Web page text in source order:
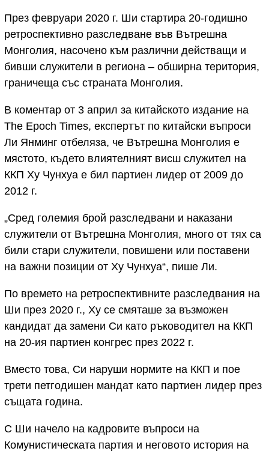
През февруари 2020 г. Ши стартира 20-годишно
ретроспективно разследване във Вътрешна
Монголия, насочено към различни действащи и
бивши служители в региона – обширна територия,
граничеща със страната Монголия.
В коментар от 3 април за китайското издание на
The Epoch Times, експертът по китайски въпроси
Ли Янминг отбеляза, че Вътрешна Монголия е
мястото, където влиятелният висш служител на
ККП Ху Чунхуа е бил партиен лидер от 2009 до
2012 г.
„Сред големия брой разследвани и наказани
служители от Вътрешна Монголия, много от тях са
били стари служители, повишени или поставени
на важни позиции от Ху Чунхуа“, пише Ли.
По времето на ретроспективните разследвания на
Ши през 2020 г., Ху се смяташе за възможен
кандидат да замени Си като ръководител на ККП
на 20-ия партиен конгрес през 2022 г.
Вместо това, Си наруши нормите на ККП и пое
трети петгодишен мандат като партиен лидер през
същата година.
С Ши начело на кадровите въпроси на
Комунистическата партия и неговото история на